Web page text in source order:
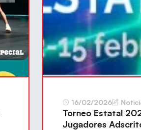
16/02/2026
Torneo Estatal
Jugadores